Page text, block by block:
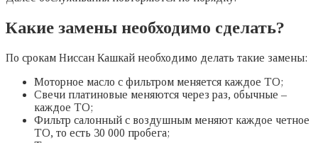
Какие замены необходимо сделать?
По срокам Ниссан Кашкай необходимо делать такие замены:
Моторное масло с фильтром меняется каждое ТО;
Свечи платиновые меняются через раз, обычные –
каждое ТО;
Фильтр салонный с воздушным меняют каждое четное
ТО, то есть 30 000 пробега;